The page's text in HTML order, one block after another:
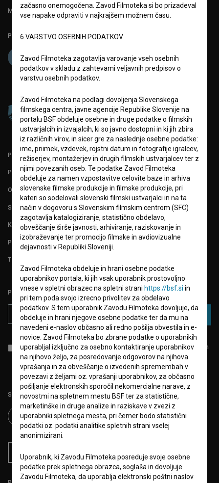
Mednarodna številka ISSN 2670-787X
Projekt sofinancira:
PARTNERJI
POGOJI UPORABE
O PROJEKTU
STATISTIKA
KONTAKT
POGOSTA VPRAŠANJA
TEST FUNKCIONALNOSTI
PRIJAVITE SE NA BSF NOVIČNIK:
PRIJAVA
Sprejemamsplošne pogojein dajemsoglasjeza zbiranje, hrambo in
obdelavo osebnih podatkov.
Sledite nam na:
RSS novice RSS dogodki
začasno onemogočena. Zavod Filmoteka si bo prizadeval
vse napake odpraviti v najkrajšem možnem času.
6.VARSTVO OSEBNIH PODATKOV
Zavod Filmoteka zagotavlja varovanje vseh osebnih
podatkov v skladu z zahtevami veljavnih predpisov o
varstvu osebnih podatkov.
Zavod Filmoteka na podlagi dovoljenja Slovenskega
filmskega centra, javne agencije Republike Slovenije na
portalu BSF obdeluje osebne in druge podatke o filmskih
ustvarjalcih in izvajalcih, ki so javno dostopni in ki jih zbira
iz različnih virov, in sicer gre za naslednje osebne podatke:
ime, priimek, vzdevek, rojstni datum in fotografije igralcev,
režiserjev, montažerjev in drugih filmskih ustvarjalcev ter z
njimi povezanih oseb. Te podatke Zavod Filmoteka
obdeluje za namen vzpostavitve celovite baze in arhiva
slovenske filmske produkcije in filmske produkcije, pri
kateri so sodelovali slovenski filmski ustvarjalci in na ta
način v dogovoru s Slovenskim filmskim centrom (SFC)
zagotavlja katalogiziranje, statistično obdelavo,
obveščanje širše javnosti, arhiviranje, raziskovanje in
izobraževanje ter promocijo filmske in avdiovizualne
dejavnosti v Republiki Sloveniji.
Zavod Filmoteka obdeluje in hrani osebne podatke
uporabnikov portala, ki jih vsak uporabnik prostovoljno
vnese v spletni obrazec na spletni strani https://bsf.si in
pri tem poda svojo izrecno privolitev za obdelavo
podatkov. S tem uporabnik Zavodu Filmoteka dovoljuje, da
obdeluje in hrani njegove osebne podatke ter da mu na
navedeni e-naslov občasno ali redno pošilja obvestila in e-
novice. Zavod Filmoteka bo zbrane podatke o uporabnikih
uporabljal izključno za osebno kontaktiranje uporabnikov
na njihovo željo, za posredovanje odgovorov na njihova
vprašanja in za obveščanje o izvedenih spremembah v
povezavi z željami oz. vprašanji uporabnikov, za občasno
pošiljanje elektronskih sporočil nekomercialne narave, z
novostmi na spletnem mestu BSF ter za statistične,
marketinške in druge analize in raziskave v zvezi z
uporabniki spletnega mesta, pri čemer bodo statistični
podatki oz. podatki analitike spletnih strani vselej
anonimizirani.
Uporabnik, ki Zavodu Filmoteka posreduje svoje osebne
podatke prek spletnega obrazca, soglaša in dovoljuje
Zavodu Filmoteka, da uporablja elektronski poštni naslov